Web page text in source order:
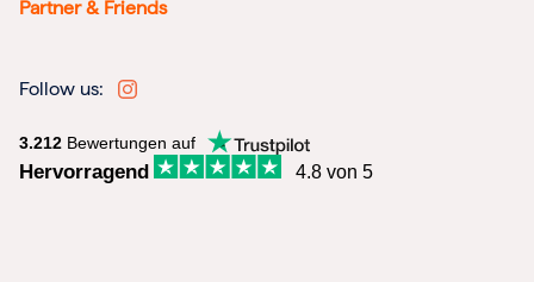
Partner & Friends
Follow us:
3.212 Bewertungen auf
Hervorragend 4.8 von 5